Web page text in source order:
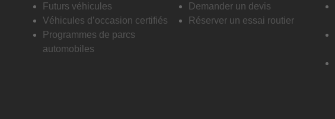
Futurs véhicules
Véhicules d’occasion certifiés
Programmes de parcs
automobiles
Demander un devis
Réserver un essai routier